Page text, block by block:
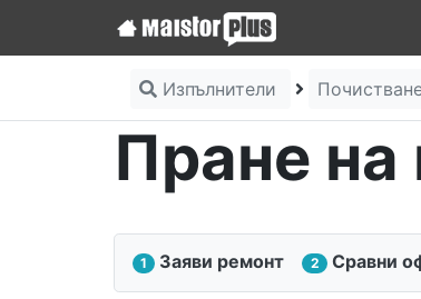
Изпълнители
Пране
1 Заяви ремонт 2 Сравни